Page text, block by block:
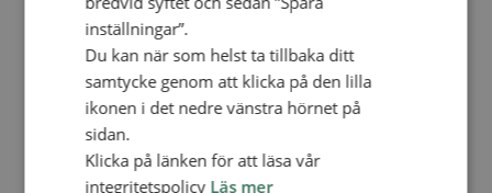
kvinna till dem och frågar hur de gör för att
hålla barnen i huset så friska. Lösningen finns i
att hitta tre nycklar som leder in i Hälsans hus.
De finns i köket, vid latrinen och vid brunnen. I
köket finns mat som är bra för alla, inklusive
barn, gravida och äldre personer. I brunnen
inställningar”.
Du kan när som helst ta tillbaka ditt
samtycke genom att klicka på den lilla
ikonen i det nedre vänstra hörnet på
sidan.
Klicka på länken för att läsa vår
integritetspolicy Läs mer